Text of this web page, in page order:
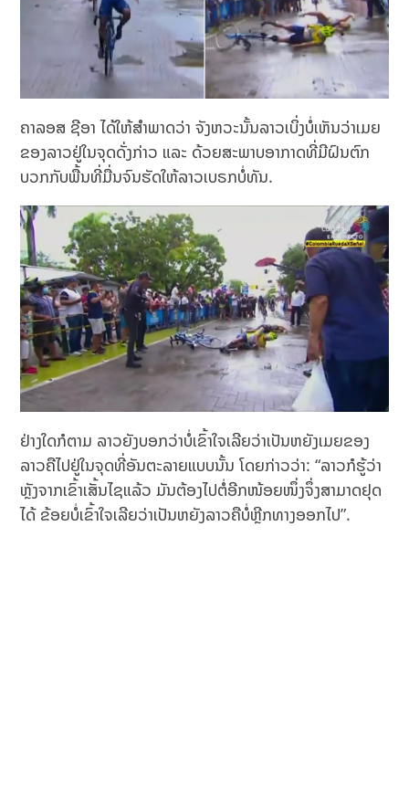
ຄາລອສ ຊີອາ ໄດ້ໃຫ້ສຳພາດວ່າ ຈັງຫວະນັ້ນລາວເບິ່ງບໍ່ເຫັນວ່າເມຍ
ຂອງລາວຢູ່ໃນຈຸດດັ່ງກ່າວ ແລະ ດ້ວຍສະພາບອາກາດທີ່ມີຝົນຕົກ
ບວກກັບພື້ນທີ່ມື່ນຈົນຮັດໃຫ້ລາວເບຣກບໍ່ທັນ.
ຢ່າງໃດກໍຕາມ ລາວຍັງບອກວ່າບໍ່ເຂົ້າໃຈເລີຍວ່າເປັນຫຍັງເມຍຂອງ
ລາວຄືໄປຢູ່ໃນຈຸດທີ່ອັນຕະລາຍແບບນັ້ນ ໂດຍກ່າວວ່າ: “ລາວກໍຮູ້ວ່າ
ຫຼັງຈາກເຂົ້າເສັ້ນໄຊແລ້ວ ມັນຕ້ອງໄປຕໍ່ອີກໜ້ອຍໜຶ່ງຈຶ່ງສາມາດຢຸດ
ໄດ້ ຂ້ອຍບໍ່ເຂົ້າໃຈເລີຍວ່າເປັນຫຍັງລາວຄືບໍ່ຫຼີກທາງອອກໄປ”.